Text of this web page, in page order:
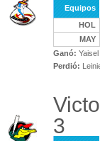
Equipos
HOL
MAY
Ganó:
Perdió:
3